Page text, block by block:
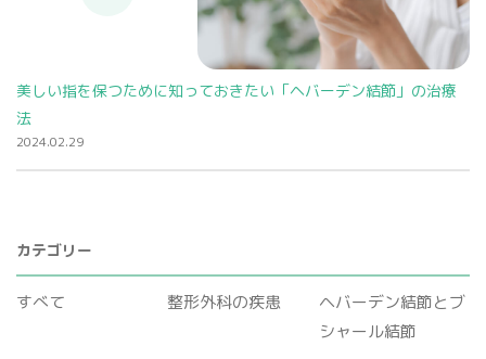
美しい指を保つために知っておきたい「ヘバーデン結節」の治療
法
2024.02.29
カテゴリー
すべて 整形外科の疾患
ヘバーデン結節とブ
シャール結節